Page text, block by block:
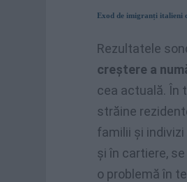
Exod de imigranți italieni
Rezultatele
creştere a
cea actuală. În
străine
familii şi
şi în cartiere,
o problemă în